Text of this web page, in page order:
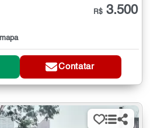
R$ 3.500
Contatar